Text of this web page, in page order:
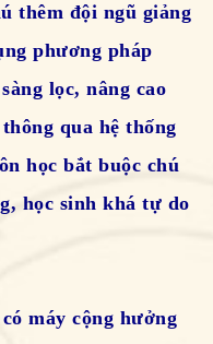
thêm đội ngũ giảng
phương pháp
lọc, nâng cao
qua hệ thống
học bắt buộc chú
học sinh khá tự do
máy cộng hưởng